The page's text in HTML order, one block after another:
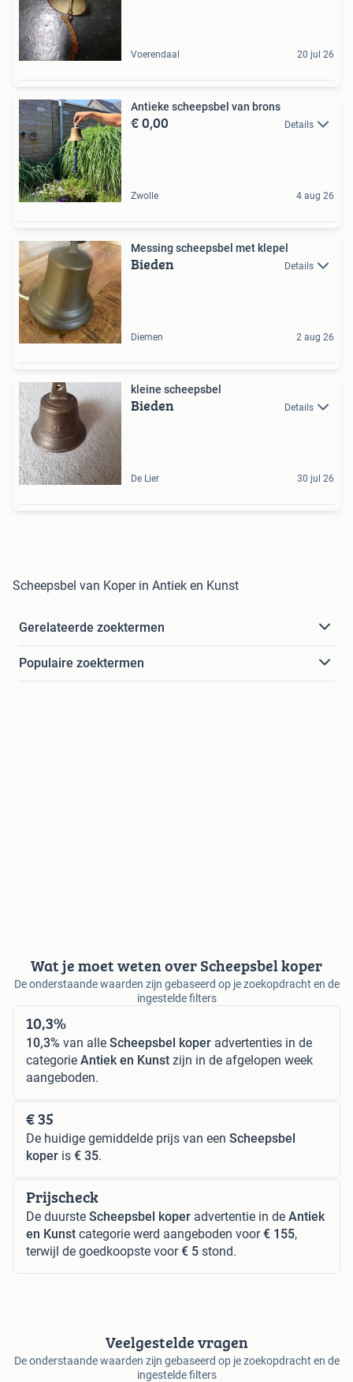
Voerendaal 20 jul 26
Antieke scheepsbel van brons
€ 0,00 Details
Zwolle 4 aug 26
Messing scheepsbel met klepel
Bieden Details
Diemen 2 aug 26
kleine scheepsbel
Bieden Details
De Lier 30 jul 26
Scheepsbel van Koper in Antiek en Kunst
Gerelateerde zoektermen
Populaire zoektermen
Wat je moet weten over Scheepsbel koper
De onderstaande waarden zijn gebaseerd op je zoekopdracht en de
ingestelde filters
10,3%
10,3% van alle Scheepsbel koper advertenties in de
categorie Antiek en Kunst zijn in de afgelopen week
aangeboden.
€ 35
De huidige gemiddelde prijs van een Scheepsbel
koper is € 35.
Prijscheck
De duurste Scheepsbel koper advertentie in de Antiek
en Kunst categorie werd aangeboden voor€ 155,
terwijl de goedkoopste voor€ 5 stond.
Veelgestelde vragen
De onderstaande waarden zijn gebaseerd op je zoekopdracht en de
ingestelde filters